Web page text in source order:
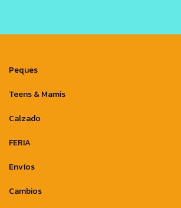
Peques
Teens & Mamis
Calzado
FERIA
Envíos
Cambios